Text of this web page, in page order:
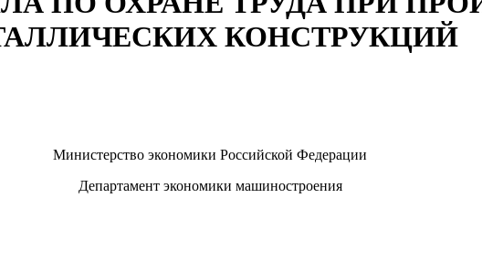
КОНСТРУКЦИЙ
Министерство экономики Российской Федерации
Департамент экономики машиностроения